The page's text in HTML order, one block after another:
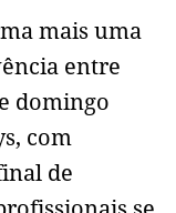
mais uma
entre
domingo
com
de